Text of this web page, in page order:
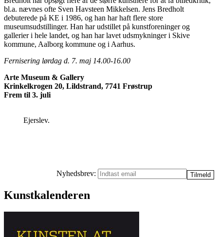
bl.a. nævnes ofte Sven Havsteen Mikkelsen. Jens Bredholt
debuterede på KE i 1986, og han har haft flere store
museumsudstillinger. Han har udstillet på kunstforeninger og
gallerier i hele landet, og han har lavet udsmykninger i Skive
kommune, Aalborg kommune og i Aarhus.
Fernisering lørdag d. 7. maj 14.00-16.00
Arte Museum & Gallery
Krinkelkrogen 20, Lildstrand, 7741 Frøstrup
Frem til 3. juli
Ejerslev.
Nyhedsbrev:
Kunstkalenderen